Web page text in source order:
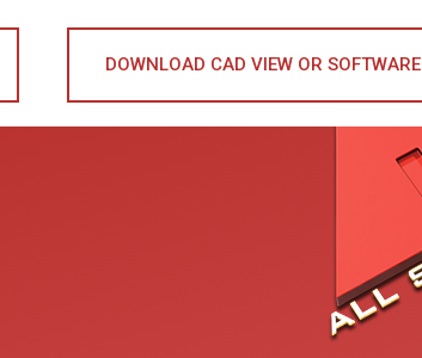
DOWNLOAD CAD VIEW OR SOFTWARE